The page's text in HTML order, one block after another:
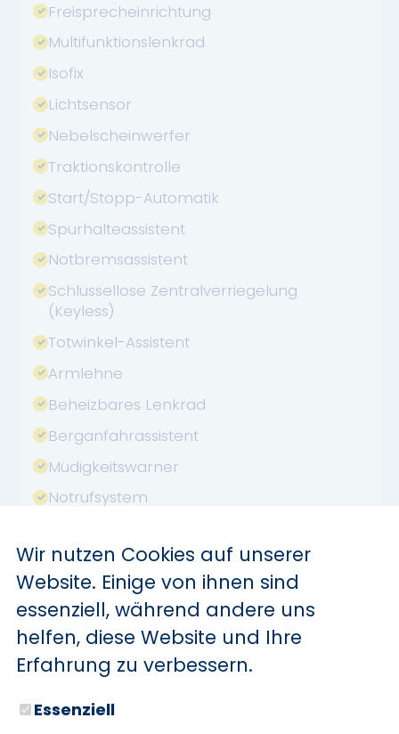
Freisprecheinrichtung
Multifunktionslenkrad
Isofix
Lichtsensor
Nebelscheinwerfer
Traktionskontrolle
Start/Stopp-Automatik
Spurhalteassistent
Notbremsassistent
Schlüssellose Zentralverriegelung
(Keyless)
Totwinkel-Assistent
Armlehne
Beheizbares Lenkrad
Berganfahrassistent
Müdigkeitswarner
Notrufsystem
Touchscreen
USB
Verkehrszeichenerkennung
Sommerreifen
Winterpaket
Abstandswarner
Wir nutzen Cookies auf unserer
Website. Einige von ihnen sind
essenziell, während andere uns
helfen, diese Website und Ihre
Erfahrung zu verbessern.
Essenziell